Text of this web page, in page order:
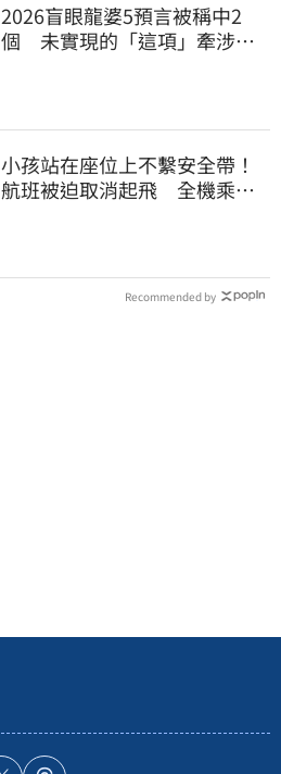
2026盲眼龍婆5預言被稱中2
個 未實現的「這項」牽涉台
小孩站在座位上不繫安全帶！
航班被迫取消起飛 全機乘客
Recommended by